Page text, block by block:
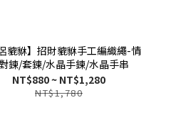
貔貅】招財貔貅手工編織繩-情
鍊/套鍊/水晶手鍊/水晶手串
NT$880 ~ NT$1,280
NT$1,780